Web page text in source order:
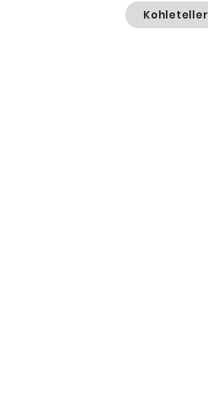
Kohleteller